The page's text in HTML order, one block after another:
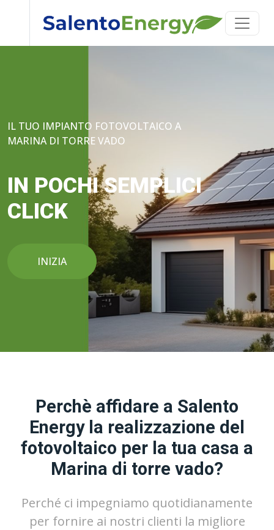
IL TUO IMPIANTO FOTOVOLTAICO A
MARINA DI TORRE VADO
IN POCHI SEMPLICI
CLICK
INIZIA
Perchè affidare a Salento
Energy la realizzazione del
fotovoltaico per la tua casa a
Marina di torre vado?
Perché ci impegniamo quotidianamente
per fornire ai nostri clienti la migliore